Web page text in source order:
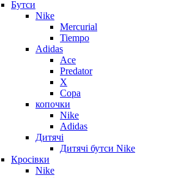
Бутси
Nike
Mercurial
Tiempo
Adidas
Ace
Predator
X
Copa
копочки
Nike
Adidas
Дитячі
Дитячі бутси Nike
Кросівки
Nike